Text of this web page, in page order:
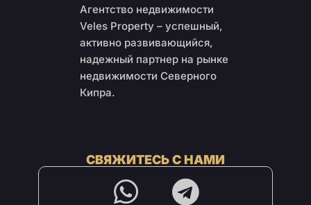
Агентство недвижимости
Veles Property – успешный,
активно развивающийся,
надежный партнер на рынке
недвижимости Северного
Кипра.
СВЯЖИТЕСЬ С НАМИ